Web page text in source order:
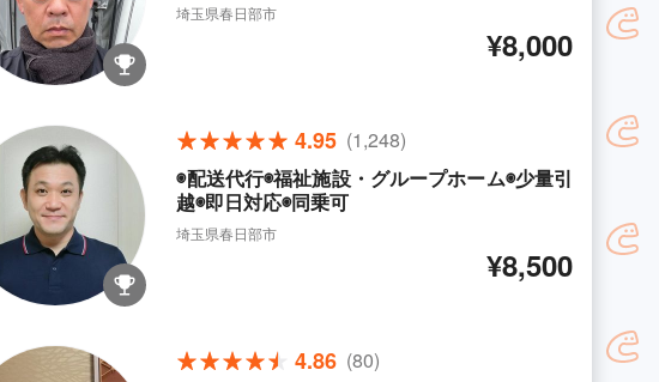
埼玉県春日部市
¥8,000
4.95 (1,248)
◉配送代行◉福祉施設・グループホーム◉少量引
越◉即日対応◉同乗可
埼玉県春日部市
¥8,500
4.86 (80)